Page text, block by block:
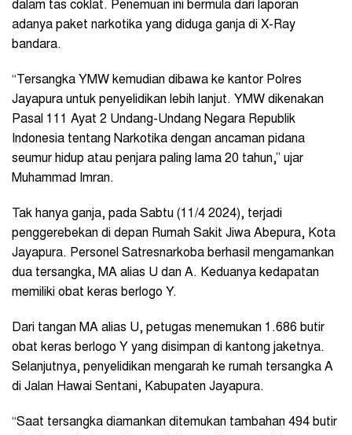
dalam tas coklat. Penemuan ini bermula dari laporan
adanya paket narkotika yang diduga ganja di X-Ray
bandara.
“Tersangka YMW kemudian dibawa ke kantor Polres
Jayapura untuk penyelidikan lebih lanjut. YMW dikenakan
Pasal 111 Ayat 2 Undang-Undang Negara Republik
Indonesia tentang Narkotika dengan ancaman pidana
seumur hidup atau penjara paling lama 20 tahun,” ujar
Muhammad Imran.
Tak hanya ganja, pada Sabtu (11/4 2024), terjadi
penggerebekan di depan Rumah Sakit Jiwa Abepura, Kota
Jayapura. Personel Satresnarkoba berhasil mengamankan
dua tersangka, MA alias U dan A. Keduanya kedapatan
memiliki obat keras berlogo Y.
Dari tangan MA alias U, petugas menemukan 1.686 butir
obat keras berlogo Y yang disimpan di kantong jaketnya.
Selanjutnya, penyelidikan mengarah ke rumah tersangka A
di Jalan Hawai Sentani, Kabupaten Jayapura.
“Saat tersangka diamankan ditemukan tambahan 494 butir